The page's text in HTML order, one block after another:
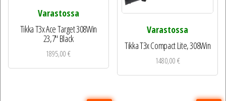
Varastossa
Tikka T3x Ace Target 308Win
23,7″ Black
1895,00€
Varastossa
Tikka T3x Compact Lite, 308Win
1480,00€